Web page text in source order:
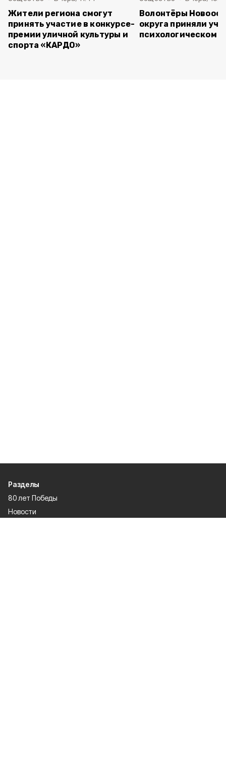
Жители региона смогут
принять участие в конкурсе-
премии уличной культуры и
спорта «КАРДО»
Волонтёры
округа приняли
психологическом
Разделы
80 лет Победы
Новости